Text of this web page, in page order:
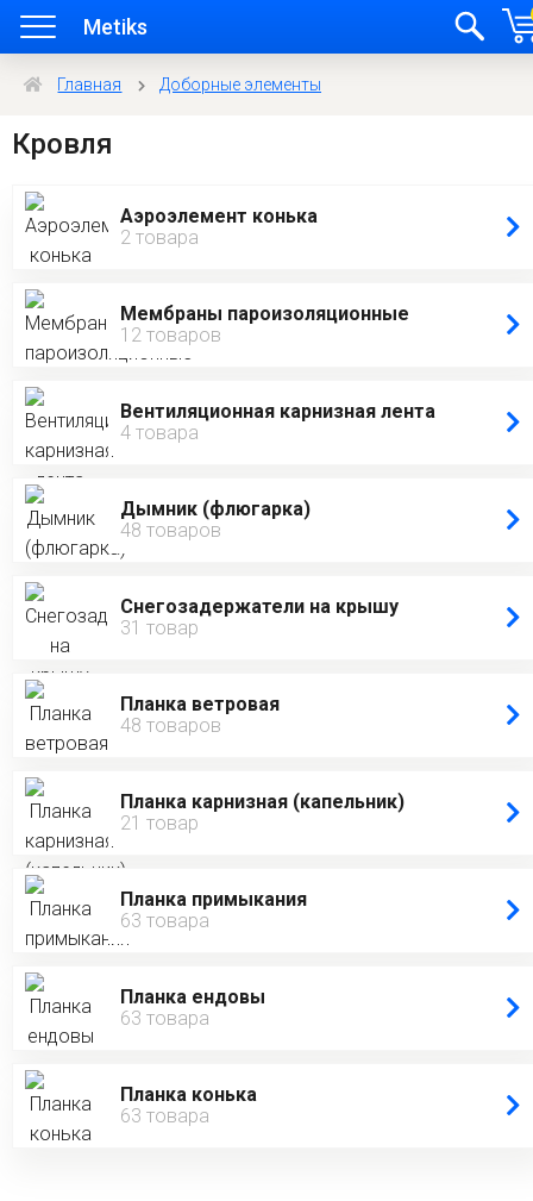
Metiks
Главная Доборные элементы
Кровля
Аэроэлемент конька
2 товара
Мембраны пароизоляционные
12 товаров
Вентиляционная карнизная лента
4 товара
Дымник (флюгарка)
48 товаров
Снегозадержатели на крышу
31 товар
Планка ветровая
48 товаров
Планка карнизная (капельник)
21 товар
Планка примыкания
63 товара
Планка ендовы
63 товара
Планка конька
63 товара